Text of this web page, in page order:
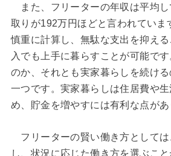
また、フリーターの年収は平均
取りが192万円ほどと言われていま
慎重に計算し、無駄な支出を抑え
入でも上手に暮らすことが可能で
のか、それとも実家暮らしを続け
一つです。実家暮らしは住居費や
め、貯金を増やすには有利な点があ
フリーターの賢い働き方としては
し、状況に応じた働き方を選ぶこ